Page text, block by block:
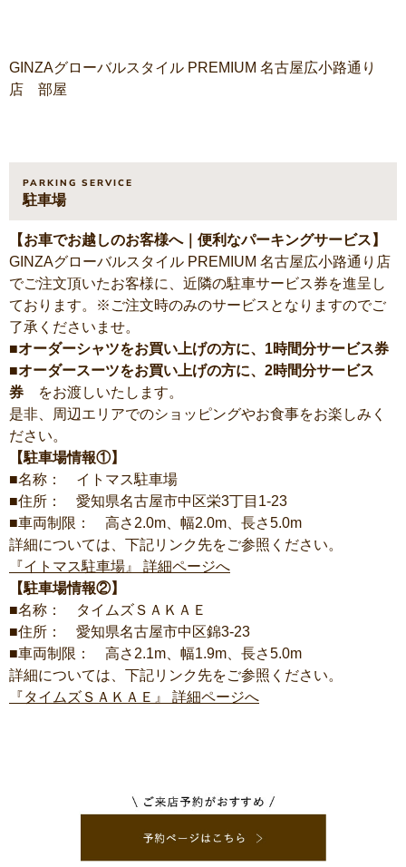
GINZAグローバルスタイル PREMIUM 名古屋広小路通り
店 部屋
PARKING SERVICE
駐車場
【お車でお越しのお客様へ｜便利なパーキングサービス】
GINZAグローバルスタイル PREMIUM 名古屋広小路通り店
でご注文頂いたお客様に、近隣の駐車サービス券を進呈し
ております。※ご注文時のみのサービスとなりますのでご
了承くださいませ。
■オーダーシャツをお買い上げの方に、1時間分サービス券
■オーダースーツをお買い上げの方に、2時間分サービス
券 をお渡しいたします。
是非、周辺エリアでのショッピングやお食事をお楽しみく
ださい。
【駐車場情報①】
■名称： イトマス駐車場
■住所： 愛知県名古屋市中区栄3丁目1-23
■車両制限： 高さ2.0m、幅2.0m、長さ5.0m
詳細については、下記リンク先をご参照ください。
『イトマス駐車場』 詳細ページへ
【駐車場情報②】
■名称： タイムズＳＡＫＡＥ
■住所： 愛知県名古屋市中区錦3-23
■車両制限： 高さ2.1m、幅1.9m、長さ5.0m
詳細については、下記リンク先をご参照ください。
『タイムズＳＡＫＡＥ』 詳細ページへ